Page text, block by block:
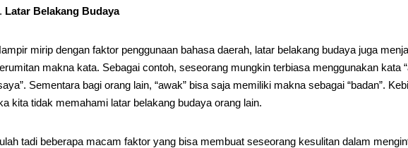
Latar Belakang Budaya
mirip dengan faktor penggunaan bahasa daerah, latar belakang budaya juga
makna kata. Sebagai contoh, seseorang mungkin terbiasa menggunakan kata
Sementara bagi orang lain, “awak” bisa saja memiliki makna sebagai “badan”.
kita tidak memahami latar belakang budaya orang lain.
tadi beberapa macam faktor yang bisa membuat seseorang kesulitan dalam